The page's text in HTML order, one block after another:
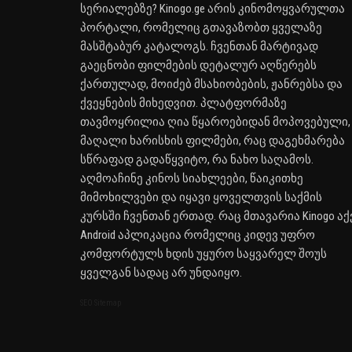
სერიალებზე? Kinogo.ge არის კინომოყვარულთა
პორტალი, რომელიც გთავაზობთ ყველაზე
მასშტაბურ კატალოგს. ჩვენთან მარტივად
გაეცნობი ფილმების დეტალურ აღწერებს
ქართულად, მოიძებ მსახიობების, ჟანრებსა და
ქვეყნების მიხედვით. პლატფორმაზე
თავმოყრილია ღია წყაროებიდან მოპოვებული,
მაღალი ხარისხის ფილმები, რაც დაგეხმარება
სწრაფად გადაწყვიტო, რა ნახო საღამოს.
აღმოაჩინე კინოს სიახლეები, წაიკითხე
მიმოხილვები და იყავი ყოველთვის საქმის
კურსში ჩვენთან ერთად. რაც მთავარია Kinogo
Android აპლიკაცია რომელიც კიდევ უფრო
კომფორტულს ხდის უყურო საყვარელ შოუს
ყველგან სადაც არ უნდაიყო.